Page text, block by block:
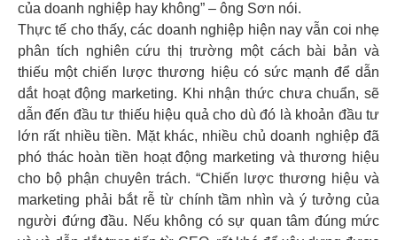
của doanh nghiệp hay không” – ông Sơn nói.
Thực tế cho thấy, các doanh nghiệp hiện nay vẫn coi nhẹ
phân tích nghiên cứu thị trường một cách bài bản và
thiếu một chiến lược thương hiệu có sức mạnh để dẫn
dắt hoạt động marketing. Khi nhận thức chưa chuẩn, sẽ
dẫn đến đầu tư thiếu hiệu quả cho dù đó là khoản đầu tư
lớn rất nhiều tiền. Mặt khác, nhiều chủ doanh nghiệp đã
phó thác hoàn tiền hoạt động marketing và thương hiệu
cho bộ phận chuyên trách. “Chiến lược thương hiệu và
marketing phải bắt rễ từ chính tầm nhìn và ý tưởng của
người đứng đầu. Nếu không có sự quan tâm đúng mức